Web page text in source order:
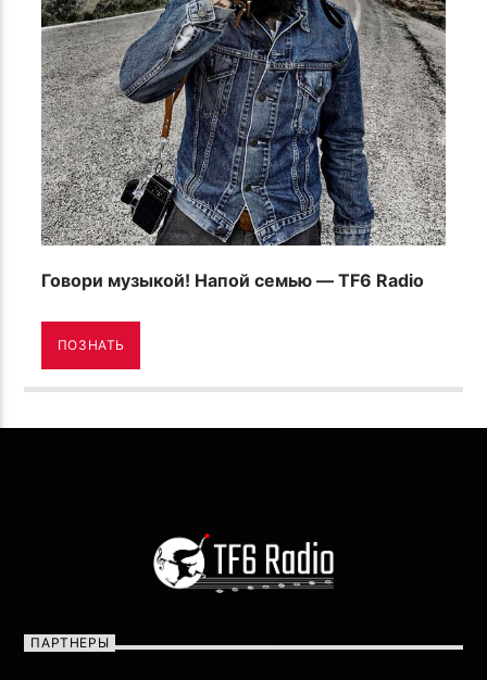
Говори музыкой! Напой семью — TF6 Radio
ПОЗНАТЬ
ПАРТНЕРЫ